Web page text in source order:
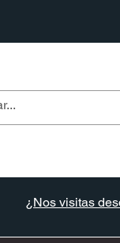
¿Nos visitas